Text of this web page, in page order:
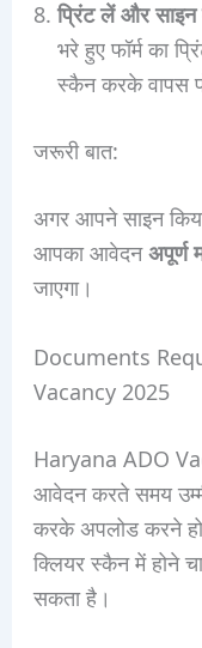
प्रिंट लें और
भरे हुए फॉर्म का
स्कैन करके वापस
जरूरी बात:
अगर आपने साइन
आपका आवेदनअपूर्ण
जाएगा।
Documents
Vacancy 2025
Haryana ADO
आवेदन करते समय
करके अपलोड करने
क्लियर स्कैन में होने
सकता है।